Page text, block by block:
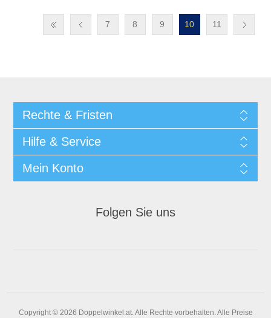
7 8 9 10 11
Rechte & Fristen
Hilfe & Service
Mein Konto
Folgen Sie uns
Copyright © 2026 Doppelwinkel.at. Alle Rechte vorbehalten.Alle Preise